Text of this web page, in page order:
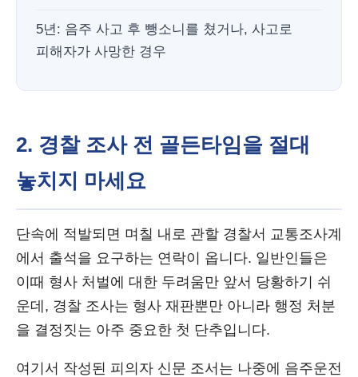
5년: 음주 사고 후 뺑소니를 쳤거나, 사고로
피해자가 사망한 경우
2. 경찰 조사 전 골든타임을 절대
놓치지 마세요
단속에 적발되면 며칠 내로 관할 경찰서 교통조사계
에서 출석을 요구하는 연락이 옵니다. 일반인들은
이때 형사 처벌에 대한 두려움만 앞서 당황하기 쉬
운데, 경찰 조사는 형사 재판뿐만 아니라 행정 처분
을 결정짓는 아주 중요한 첫 단추입니다.
여기서 작성된 피의자 신문 조서는 나중에 음주운전